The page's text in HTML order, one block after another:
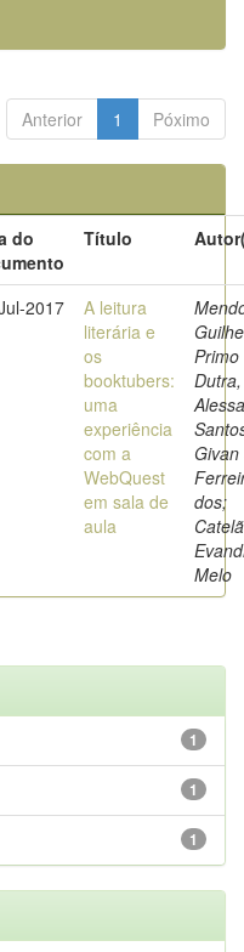
Anterior 1 Póximo
do
Título
2017
A leitura
literária e
os
booktubers:
uma
experiência
com a
WebQuest
em sala de
aula
Primo
Dutra,
Givan
dos;
Melo
1
1
1